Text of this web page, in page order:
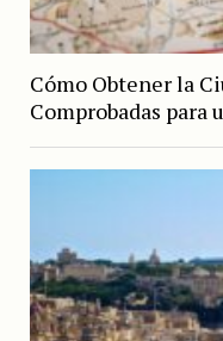
Cómo Obtener la
Comprobadas para